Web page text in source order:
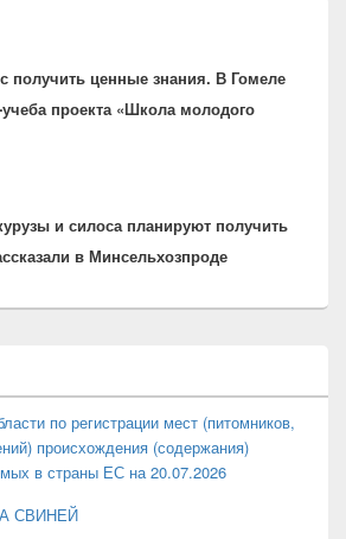
получить ценные знания. В Гомеле
проекта «Школа молодого
и силоса планируют получить
в Минсельхозпроде
по регистрации мест (питомников,
происхождения (содержания)
в страны ЕС на 20.07.2026
СВИНЕЙ